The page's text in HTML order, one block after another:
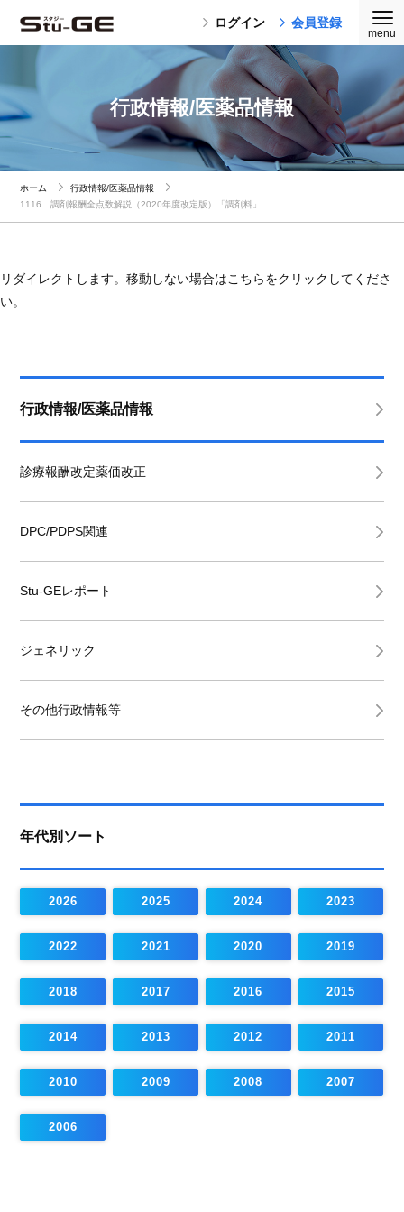
ログイン 会員登録
行政情報/医薬品情報
ホーム
行政情報/医薬品情報
1116 調剤報酬全点数解説（2020年度改定版）「調剤料」
リダイレクトします。移動しない場合はこちらをクリックしてくださ
い。
行政情報/医薬品情報
診療報酬改定薬価改正
DPC/PDPS関連
Stu-GEレポート
ジェネリック
その他行政情報等
年代別ソート
2026 2025 2024 2023
2022 2021 2020 2019
2018 2017 2016 2015
2014 2013 2012 2011
2010 2009 2008 2007
2006